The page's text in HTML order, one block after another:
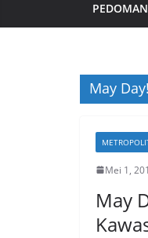
May
Mei 1,
May